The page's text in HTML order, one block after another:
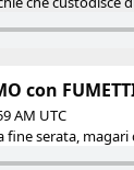
con
AM UTC
fine serata, magari